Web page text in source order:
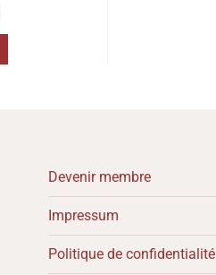
Devenir membre
Impressum
Politique de confidentialité